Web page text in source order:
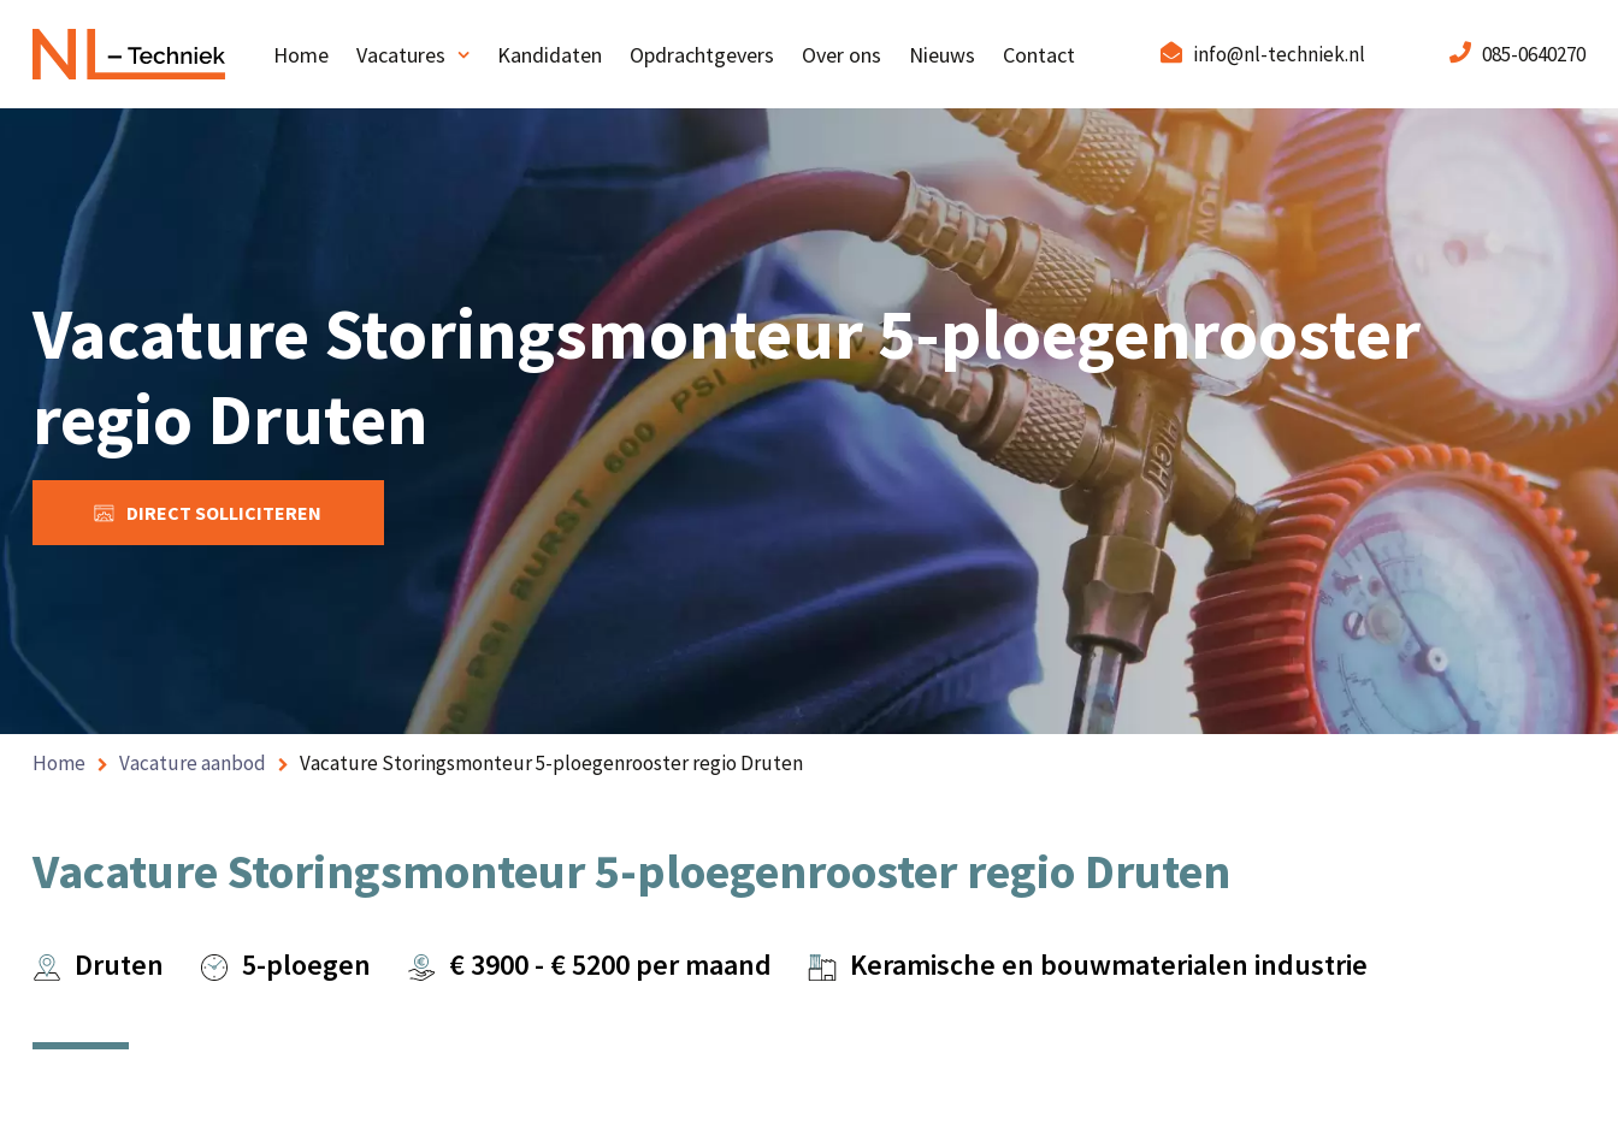
Home Vacatures Kandidaten Opdrachtgevers Over ons Nieuws Contact info@nl-techniek.nl 085-0640270
Vacature Storingsmonteur 5-ploegenrooster
regio Druten
DIRECT SOLLICITEREN
Home Vacature aanbod Vacature Storingsmonteur 5-ploegenrooster regio Druten
Vacature Storingsmonteur 5-ploegenrooster regio Druten
Druten 5-ploegen €3900- €5200 per maand Keramische en bouwmaterialen industrie